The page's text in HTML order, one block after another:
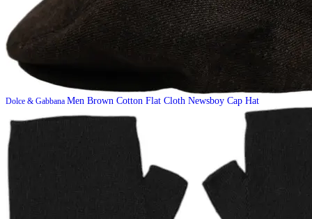
Dolce & Gabbana Men Brown Cotton Flat Cloth Newsboy Cap Hat